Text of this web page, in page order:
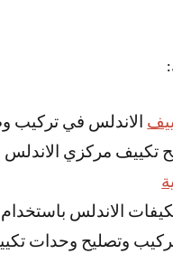
الاندلس في تركيب
تكييف مركزي
الاندلس
وتصليح وحدات